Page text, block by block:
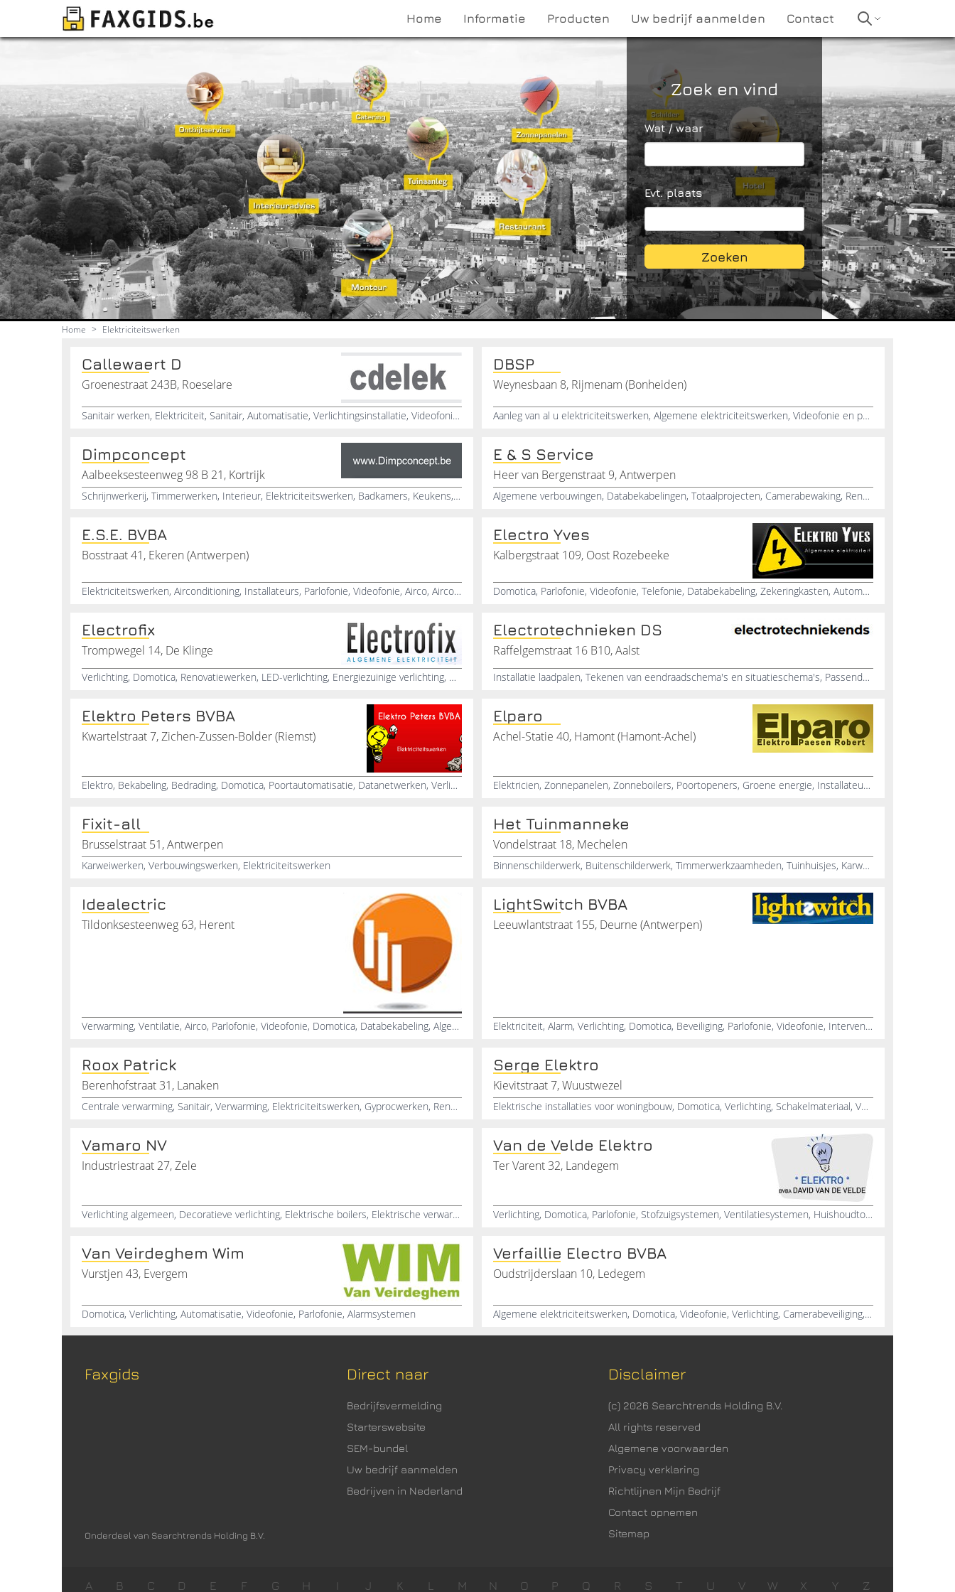
Home Informatie Producten Uw bedrijf aanmelden Contact
Zoek en vind
Wat / waar
Evt. plaats
Zoeken
Home > Elektriciteitswerken
Callewaert D
Groenestraat 243B, Roeselare
Sanitair werken, Elektriciteit, Sanitair, Automatisatie, Verlichtingsinstallatie, Videofonie, Badkamerrenovatie, Badkamer herstellingen
DBSP
Weynesbaan 8, Rijmenam (Bonheiden)
Aanleg van al u elektriciteitswerken, Algemene elektriciteitswerken, Videofonie en parlofonie, Elektriciteitsinstallatie, Datanetwerken, Domoticasystemen, Domotica
Dimpconcept
Aalbeeksesteenweg 98 B 21, Kortrijk
Schrijnwerkerij, Timmerwerken, Interieur, Elektriciteitswerken, Badkamers, Keukens, Maatwerk, Ramen, Binnendeuren, Houten vloeren
E & S Service
Heer van Bergenstraat 9, Antwerpen
Algemene verbouwingen, Databekabelingen, Totaalprojecten, Camerabewaking, Renovatie, Nieuwbouw, Herstellingen, Huishoudelijke apparatuur, Badkamer, Dakwerkzaamheden
E.S.E. BVBA
Bosstraat 41, Ekeren (Antwerpen)
Elektriciteitswerken, Airconditioning, Installateurs, Parlofonie, Videofonie, Airco, Airco installatie
Electro Yves
Kalbergstraat 109, Oost Rozebeeke
Domotica, Parlofonie, Videofonie, Telefonie, Databekabeling, Zekeringkasten, Automatisatie van woningen, Tuinverlichting, Nieuwbouw, Renovaties bij verbouwingen
Electrofix
Trompwegel 14, De Klinge
Verlichting, Domotica, Renovatiewerken, LED-verlichting, Energiezuinige verlichting, Nieuwbouw, Bekabeling, Telefoonkabel trekken, Parlofonie, Storingen verhelpen
Electrotechnieken DS
Raffelgemstraat 16 B10, Aalst
Installatie laadpalen, Tekenen van eendraadschema's en situatieschema's, Passende binnenverlichting plaatsen, Passende buitenverlichting plaatsen, Installatie van domotica, Video en parlofonie installeren, Elektrische installaties voor nieuwbouw, Elektrische installaties voor renovatieprojecten, Elektricien voor particulieren, Elektricien voor bedrijven
Elektro Peters BVBA
Kwartelstraat 7, Zichen-Zussen-Bolder (Riemst)
Elektro, Bekabeling, Bedrading, Domotica, Poortautomatisatie, Datanetwerken, Verlichting, Videofonie, Parlofonie, Branddetectie
Elparo
Achel-Statie 40, Hamont (Hamont-Achel)
Elektricien, Zonnepanelen, Zonneboilers, Poortopeners, Groene energie, Installateur, Huisinstallaties
Fixit-all
Brusselstraat 51, Antwerpen
Karweiwerken, Verbouwingswerken, Elektriciteitswerken
Het Tuinmanneke
Vondelstraat 18, Mechelen
Binnenschilderwerk, Buitenschilderwerk, Timmerwerkzaamheden, Tuinhuisjes, Karweiwerk, Renovatiewerk, Tuinhuisbouw, Waterwerken, Tuinonderhoud, Tuinaanleg
Idealectric
Tildonksesteenweg 63, Herent
Verwarming, Ventilatie, Airco, Parlofonie, Videofonie, Domotica, Databekabeling, Algemene elektriciteitswerken, Verlichting, Sanitair
LightSwitch BVBA
Leeuwlantstraat 155, Deurne (Antwerpen)
Elektriciteit, Alarm, Verlichting, Domotica, Beveiliging, Parlofonie, Videofonie, Interventies
Roox Patrick
Berenhofstraat 31, Lanaken
Centrale verwarming, Sanitair, Verwarming, Elektriciteitswerken, Gyprocwerken, Renovatiewerken
Serge Elektro
Kievitstraat 7, Wuustwezel
Elektrische installaties voor woningbouw, Domotica, Verlichting, Schakelmateriaal, Verwarmingswerken, Airconditioning, Temperatuursensors, Algemene elektrischiteitswerken
Vamaro NV
Industriestraat 27, Zele
Verlichting algemeen, Decoratieve verlichting, Elektrische boilers, Elektrische verwarming, Installatiemateriaal, Elektriciteitswerken, Videofonie, Parlefonie, Nikobus, Teletask
Van de Velde Elektro
Ter Varent 32, Landegem
Verlichting, Domotica, Parlofonie, Stofzuigsystemen, Ventilatiesystemen, Huishoudtoestellen, Databekabeling, Videofonie, Zekeringkasten, Automatisatie
Van Veirdeghem Wim
Vurstjen 43, Evergem
Domotica, Verlichting, Automatisatie, Videofonie, Parlofonie, Alarmsystemen
Verfaillie Electro BVBA
Oudstrijderslaan 10, Ledegem
Algemene elektriciteitswerken, Domotica, Videofonie, Verlichting, Camerabeveiliging, Parlofonie, Nieuwbouw, Verbouwingen
Faxgids
Onderdeel van Searchtrends Holding B.V.
Direct naar
Bedrijfsvermelding
Starterswebsite
SEM-bundel
Uw bedrijf aanmelden
Bedrijven in Nederland
Disclaimer
(c) 2026 Searchtrends Holding B.V.
All rights reserved
Algemene voorwaarden
Privacy verklaring
Richtlijnen Mijn Bedrijf
Contact opnemen
Sitemap
A B C D E F G H J K M N O P Q R S T U V W X Y Z